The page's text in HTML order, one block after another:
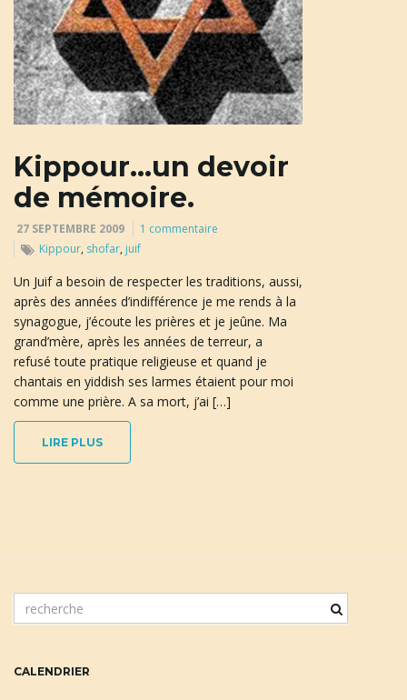
Kippour…un devoir
de mémoire.
27 SEPTEMBRE 2009
1 commentaire
Kippour, shofar, juif
Un Juif a besoin de respecter les traditions, aussi,
après des années d’indifférence je me rends à la
synagogue, j’écoute les prières et je jeûne. Ma
grand’mère, après les années de terreur, a
refusé toute pratique religieuse et quand je
chantais en yiddish ses larmes étaient pour moi
comme une prière. A sa mort, j’ai […]
LIRE PLUS
o
CALENDRIER